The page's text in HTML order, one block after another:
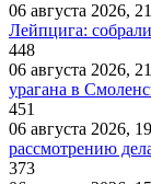
06 августа 2026,
Лейпцига:
448
06 августа 2026,
урагана в
451
06 августа 2026,
рассмотрению
373